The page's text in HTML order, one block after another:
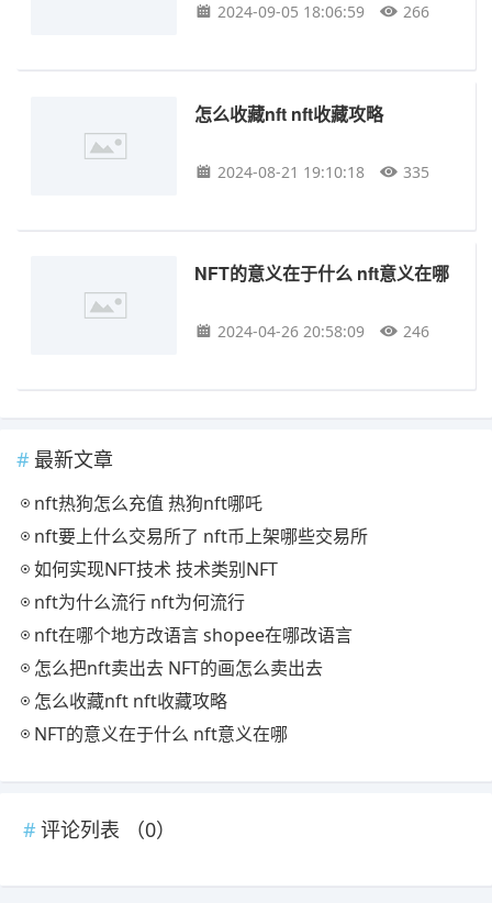
2024-09-05 18:06:59 266
怎么收藏nft nft收藏攻略
2024-08-21 19:10:18 335
NFT的意义在于什么 nft意义在哪
2024-04-26 20:58:09 246
最新文章
nft热狗怎么充值 热狗nft哪吒
nft要上什么交易所了 nft币上架哪些交易所
如何实现NFT技术 技术类别NFT
nft为什么流行 nft为何流行
nft在哪个地方改语言 shopee在哪改语言
怎么把nft卖出去 NFT的画怎么卖出去
怎么收藏nft nft收藏攻略
NFT的意义在于什么 nft意义在哪
评论列表 （0）